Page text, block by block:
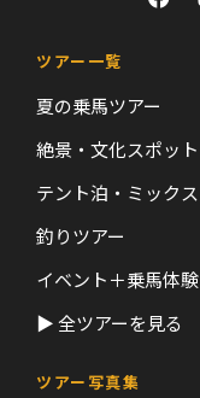
ツアー一覧
夏の乗馬ツアー
絶景・文化スポット
テント泊・ミックス
釣りツアー
イベント＋乗馬体験
▶ 全ツアーを見る
ツアー写真集